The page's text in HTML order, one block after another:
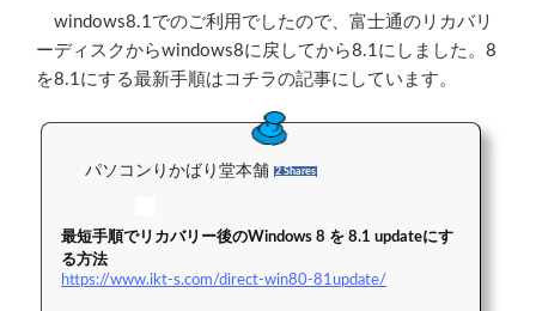
windows8.1でのご利用でしたので、富士通のリカバリ
ーディスクからwindows8に戻してから8.1にしました。8
を8.1にする最新手順はコチラの記事にしています。
パソコンりかばり堂本舗 2 Shares
最短手順でリカバリー後のWindows 8 を 8.1 updateにす
る方法
https://www.ikt-s.com/direct-win80-81update/